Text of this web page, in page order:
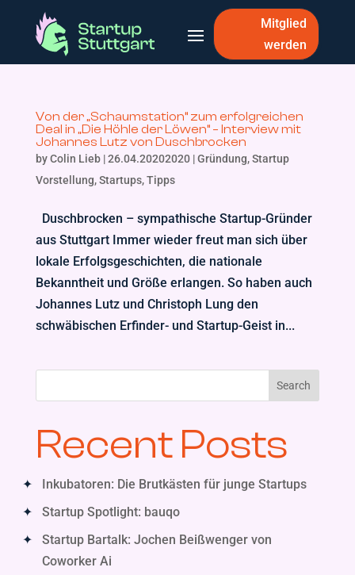
Mitglied
werden
Von der „Schaumstation“ zum erfolgreichen
Deal in „Die Höhle der Löwen“ – Interview mit
Johannes Lutz von Duschbrocken
byColin Lieb|26.04.20202020|Gründung,Startup
Vorstellung,Startups,Tipps
Duschbrocken – sympathische Startup-Gründer
aus Stuttgart Immer wieder freut man sich über
lokale Erfolgsgeschichten, die nationale
Bekanntheit und Größe erlangen. So haben auch
Johannes Lutz und Christoph Lung den
schwäbischen Erfinder- und Startup-Geist in...
Search
Recent Posts
Inkubatoren: Die Brutkästen für junge Startups
Startup Spotlight: bauqo
Startup Bartalk: Jochen Beißwenger von
Coworker Ai